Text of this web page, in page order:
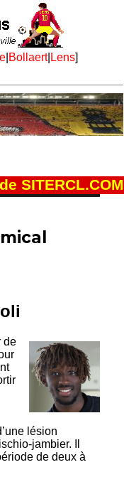
| Bollaert| Lens]
SITERCL.COM
de
lésion
jambier. Il
de deux à